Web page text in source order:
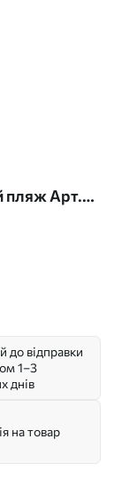
Арт.
до відправки
1–3
днів
на товар